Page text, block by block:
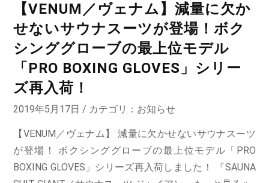
【VENUM／ヴェナム】減量に欠か
せないサウナスーツが登場！ボク
シンググローブの最上位モデル
「PRO BOXING GLOVES」シリー
ズ再入荷！
2019年5月17日 / カテゴリ： お知らせ
【VENUM／ヴェナム】 減量に欠かせないサウナスーツ
が登場！ ボクシンググローブの最上位モデル「PRO
BOXING GLOVES」シリーズ再入荷しました！ 『SAUNA